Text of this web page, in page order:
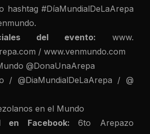
hashtag #DíaMundialDeLaArepa
del evento:
www.
/ www.venmundo.com
@DonaUnaArepa
/ @DiaMundialDeLaArepa /@
en el Mundo
en Facebook:6to Arepazo